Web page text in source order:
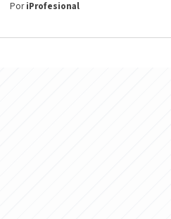
PoriProfesional